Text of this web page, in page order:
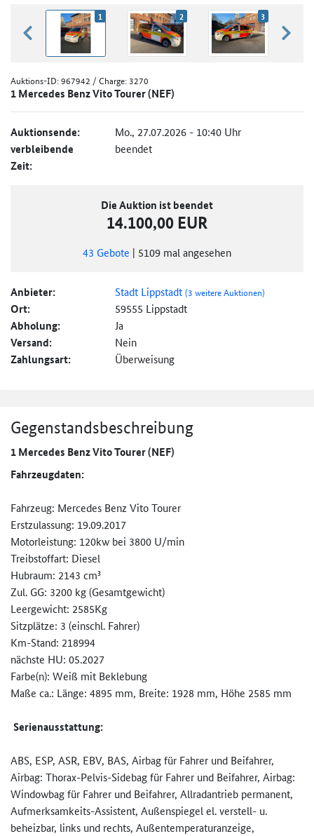
zurück blättern
1 2 3
Auktions-ID:967942 / Charge: 3270
1 Mercedes Benz Vito Tourer (NEF)
Auktionsende: Mo., 27.07.2026 - 10:40 Uhr
verbleibende
Zeit:
beendet
Die Auktion ist beendet
14.100,00 EUR
43 Gebote | 5109 mal angesehen
Anbieter: Stadt Lippstadt(3 weitere Auktionen)
Ort: 59555 Lippstadt
Abholung: Ja
Versand: Nein
Zahlungsart: Überweisung
Gegenstandsbeschreibung
1 Mercedes Benz Vito Tourer (NEF)
Fahrzeugdaten:
Fahrzeug: Mercedes Benz Vito Tourer
Erstzulassung: 19.09.2017
Motorleistung: 120kw bei 3800 U/min
Treibstoffart: Diesel
Hubraum: 2143 cm³
Zul. GG: 3200 kg (Gesamtgewicht)
Leergewicht: 2585Kg
Sitzplätze: 3 (einschl. Fahrer)
Km-Stand: 218994
nächste HU: 05.2027
Farbe(n): Weiß mit Beklebung
Maße ca.: Länge: 4895 mm, Breite: 1928 mm, Höhe 2585 mm
Serienausstattung:
ABS, ESP, ASR, EBV, BAS, Airbag für Fahrer und Beifahrer,
Airbag: Thorax-Pelvis-Sidebag für Fahrer und Beifahrer, Airbag:
Windowbag für Fahrer und Beifahrer, Allradantrieb permanent,
Aufmerksamkeits-Assistent, Außenspiegel el. verstell- u.
beheizbar, links und rechts, Außentemperaturanzeige,